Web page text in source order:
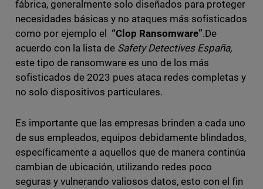
fábrica, generalmente solo diseñados para proteger
necesidades básicas y no ataques más sofisticados
como por ejemplo el “Clop Ransomware”.De
acuerdo con la lista de Safety Detectives España,
este tipo de ransomware es uno de los más
sofisticados de 2023 pues ataca redes completas y
no solo dispositivos particulares.
Es importante que las empresas brinden a cada uno
de sus empleados, equipos debidamente blindados,
específicamente a aquellos que de manera continúa
cambian de ubicación, utilizando redes poco
seguras y vulnerando valiosos datos, esto con el fin